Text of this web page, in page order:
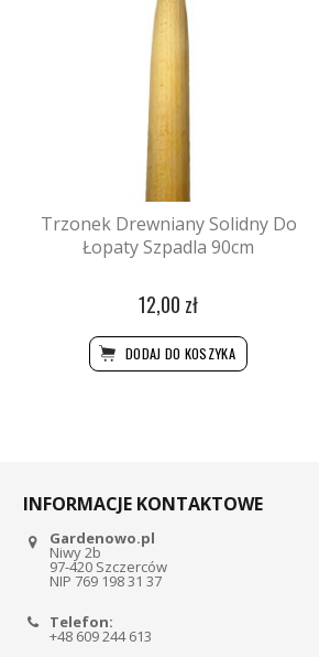
Trzonek Drewniany Solidny Do
Łopaty Szpadla 90cm
12,00 zł
DODAJ DO KOSZYKA
INFORMACJE KONTAKTOWE
Gardenowo.pl
Niwy 2b
97-420 Szczerców
NIP 769 198 31 37
Telefon:
+48 609 244 613